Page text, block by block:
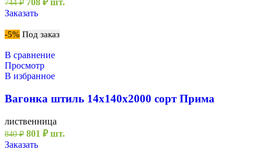
744₽
цена
744 ₽.
708 ₽ шт.
Заказать
-5% Под заказ
В сравнение
Просмотр
В избранное
Вагонка штиль 14х140х2000 сорт Прима
лиственница
840₽ Первоначальная
цена
801 ₽Текущая
шт.
Заказать